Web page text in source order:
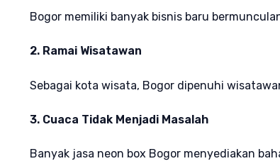
Bogor memiliki banyak bisnis baru
2. Ramai Wisatawan
Sebagai kota wisata, Bogor dipenuhi
3. Cuaca Tidak Menjadi Masalah
Banyak jasa neon box Bogor menyediakan